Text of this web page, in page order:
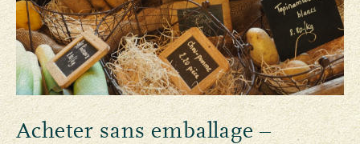
Acheter sans emballage –